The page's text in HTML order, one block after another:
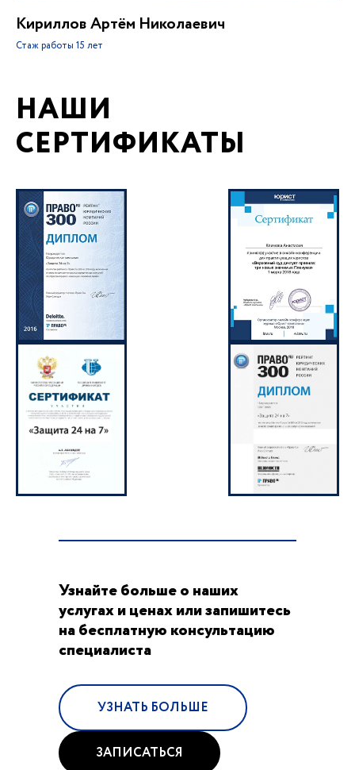
Кириллов Артём Николаевич
Стаж работы 15 лет
НАШИ
СЕРТИФИКАТЫ
Узнайте больше о наших
услугах и ценах или запишитесь
на бесплатную консультацию
специалиста
УЗНАТЬ БОЛЬШЕ
ЗАПИСАТЬСЯ